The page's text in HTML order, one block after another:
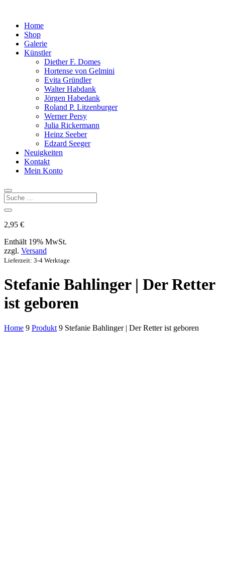
Home
Shop
Galerie
Künstler
Diether F. Domes
Hortense von Gelmini
Evita Gründler
Walter Habdank
Jörgen Habedank
Roland P. Litzenburger
Werner Persy
Julia Rickermann
Heinz Seeber
Edzard Seeger
Neuigkeiten
Kontakt
Mein Konto
2,95 €
Enthält 19% MwSt.
zzgl. Versand
Lieferzeit: 3-4 Werktage
Stefanie Bahlinger | Der Retter
ist geboren
Home 9 Produkt 9 Stefanie Bahlinger | Der Retter ist geboren